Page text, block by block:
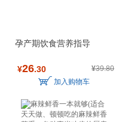
孕产期饮食营养指导
¥26.30 ¥39.80
加入购物车